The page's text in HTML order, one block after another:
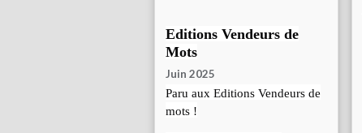
Editions Vendeurs de
Mots
Juin 2025
Paru aux Editions Vendeurs de
mots !